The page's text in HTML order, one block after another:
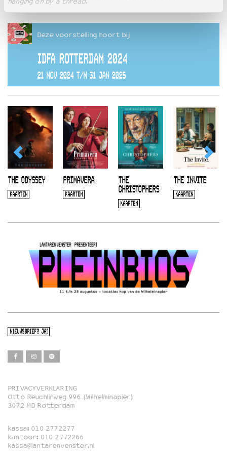
Deze voorstelling hoort bij
IDFA ROTTERDAM 2024
21 NOV 2024 T/M 31 JAN 2025
THE ODYSSEY
KAARTEN
PRIMAVERA
KAARTEN
THE
CHRISTOPHERS
KAARTEN
THE INVITE
KAARTEN
NIEUWSBRIEF? JA!
Film
Familie
Film in English
PRIVACYVERKLARING
Otto Reuchlinweg 996 (Wilhelminapier)
3072 MD Rotterdam
kassa: 010 2772277
kantoor: 010 2772266
kassa@lantarenvenster.nl